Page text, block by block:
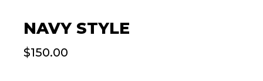
NAVY STYLE
$150.00